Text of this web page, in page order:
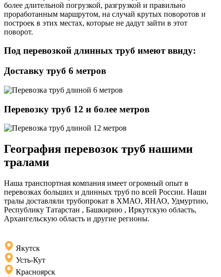
более длительной погрузкой, разгрузкой и правильно
проработанным маршрутом, на случай крутых поворотов и
построек в этих местах, которые не дадут зайти в этот
поворот.
Под перевозкой длинных труб имеют ввиду:
Доставку труб 6 метров
Перевозку труб 12 и более метров
География перевозок труб нашими
тралами
Наша транспортная компания имеет огромный опыт в
перевозках больших и длинных труб по всей России. Наши
тралы доставляли трубопрокат в ХМАО, ЯНАО, Удмуртию,
Республику Татарстан , Башкирию , Иркутскую область,
Архангельскую область и другие регионы.
Якутск
Усть-Кут
Красноярск